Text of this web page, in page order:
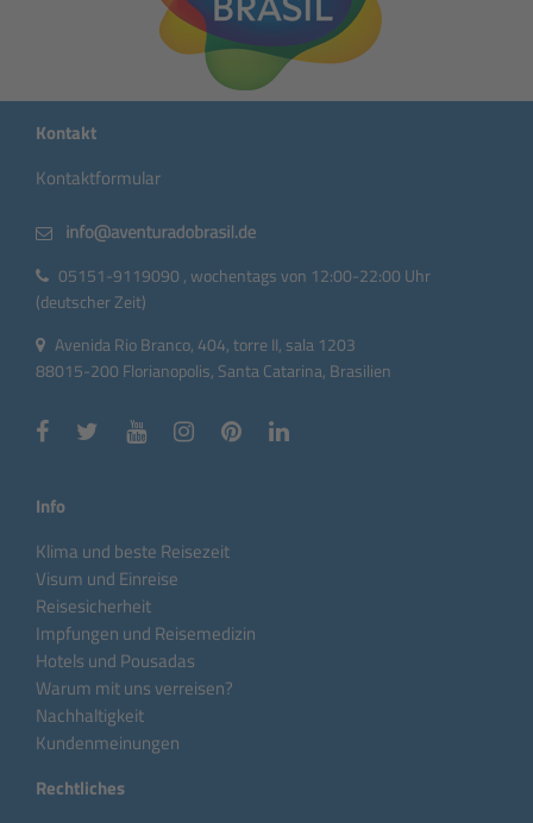
Kontakt
Kontaktformular
05151-9119090 , wochentags von 12:00-22:00 Uhr
(deutscher Zeit)
Avenida Rio Branco, 404, torre II, sala 1203
88015-200 Florianopolis, Santa Catarina, Brasilien
Info
Klima und beste Reisezeit
Visum und Einreise
Reisesicherheit
Impfungen und Reisemedizin
Hotels und Pousadas
Warum mit uns verreisen?
Nachhaltigkeit
Kundenmeinungen
Rechtliches